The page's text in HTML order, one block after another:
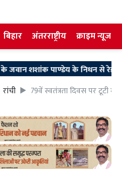
बिहार अंतरराष्ट्रीय क्राइम न्यूज
पाण्डेय के निधन से रेड़मा में शोक,
रांची 79वें स्वतंत्रता दिवस पर टूटी